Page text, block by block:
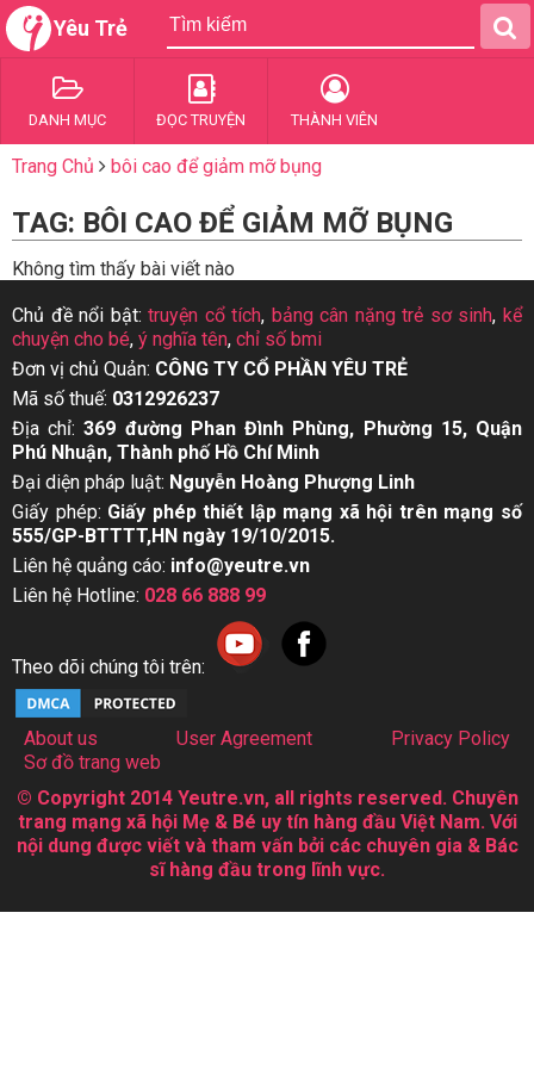
Yêu Trẻ
DANH MỤC ĐỌC TRUYỆN THÀNH VIÊN
Trang Chủ bôi cao để giảm mỡ bụng
TAG: BÔI CAO ĐỂ GIẢM MỠ BỤNG
Không tìm thấy bài viết nào
Chủ đề nổi bật:truyện cổ tích, bảng cân nặng trẻ sơ sinh,kể
chuyện cho bé, ý nghĩa tên, chỉ số bmi
Đơn vị chủ Quản: CÔNG TY CỔ PHẦN YÊU TRẺ
Mã số thuế: 0312926237
Địa chỉ:369 đường Phan Đình Phùng, Phường 15, Quận
Phú Nhuận, Thành phố Hồ Chí Minh
Đại diện pháp luật: Nguyễn Hoàng Phượng Linh
Giấy phép: Giấy phép thiết lập mạng xã hội trên mạng số
555/GP-BTTTT,HN ngày 19/10/2015.
Liên hệ quảng cáo: info@yeutre.vn
Liên hệ Hotline: 028 66 888 99
Theo dõi chúng tôi trên:
About us User Agreement
Privacy Policy
Sơ đồ trang web
© Copyright 2014 Yeutre.vn, all rights reserved. Chuyên
trang mạng xã hội Mẹ & Bé uy tín hàng đầu Việt Nam. Với
nội dung được viết và tham vấn bởi các chuyên gia & Bác
sĩ hàng đầu trong lĩnh vực.